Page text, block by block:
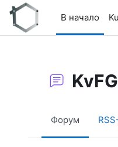
Перейти к основному
В начало
Форум